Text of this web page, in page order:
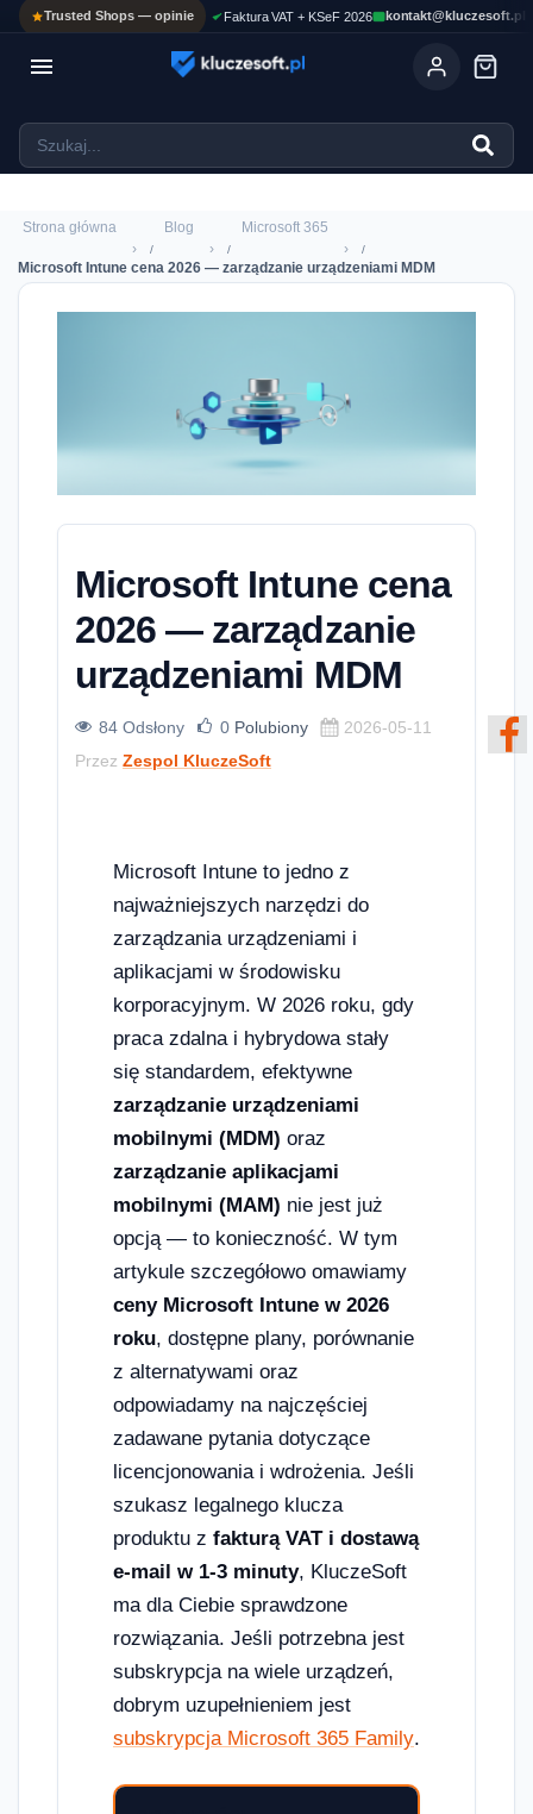
Trusted Shops — opinie Faktura VAT + KSeF 2026 kontakt@kluczesoft.pl

Strona główna
›
Blog
›
Microsoft 365
›
Microsoft Intune cena 2026 — zarządzanie urządzeniami MDM
Microsoft Intune cena
2026 — zarządzanie
urządzeniami MDM
84 Odsłony 0 Polubiony
2026-05-11
Przez Zespol KluczeSoft
Microsoft Intune to jedno z
najważniejszych narzędzi do
zarządzania urządzeniami i
aplikacjami w środowisku
korporacyjnym. W 2026 roku, gdy
praca zdalna i hybrydowa stały
się standardem, efektywne
zarządzanie urządzeniami
mobilnymi (MDM) oraz
zarządzanie aplikacjami
mobilnymi (MAM) nie jest już
opcją — to konieczność. W tym
artykule szczegółowo omawiamy
ceny Microsoft Intune w 2026
roku, dostępne plany, porównanie
z alternatywami oraz
odpowiadamy na najczęściej
zadawane pytania dotyczące
licencjonowania i wdrożenia. Jeśli
szukasz legalnego klucza
produktu z fakturą VAT i dostawą
e-mail w 1-3 minuty, KluczeSoft
ma dla Ciebie sprawdzone
rozwiązania. Jeśli potrzebna jest
subskrypcja na wiele urządzeń,
dobrym uzupełnieniem jest
subskrypcja Microsoft 365 Family.
ASYSTENT AI